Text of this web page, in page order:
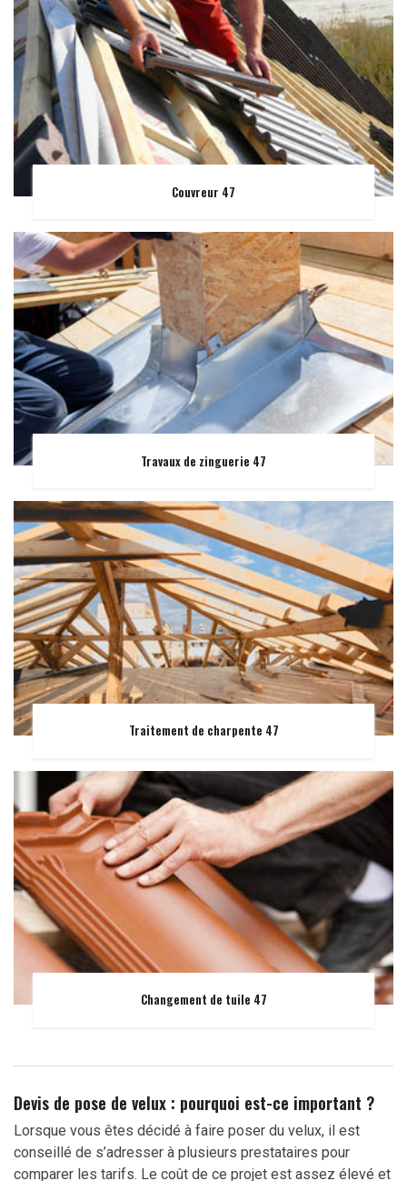
Couvreur 47
Travaux de zinguerie 47
Traitement de charpente 47
Changement de tuile 47
Devis de pose de velux : pourquoi est-ce important ?
Lorsque vous êtes décidé à faire poser du velux, il est
conseillé de s’adresser à plusieurs prestataires pour
comparer les tarifs. Le coût de ce projet est assez élevé et